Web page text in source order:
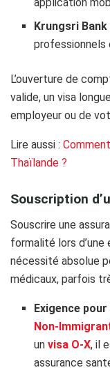
Krungsri Bank
professionnels
L’ouverture de
valide, un visa
employeur ou de
Lire aussi :
Thaïlande ?
Souscription
​Souscrire une
formalité lors d’une
nécessité absolue
médicaux, parfois
Exigence
Non-
unvisa O-X, il
assurance